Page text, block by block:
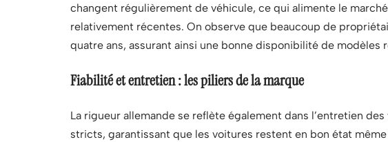
changent régulièrement de véhicule, ce qui alimente le
relativement récentes. On observe que beaucoup de
quatre ans, assurant ainsi une bonne disponibilité de modèles
Fiabilité et entretien : les piliers de la marque
La rigueur allemande se reflète également dans l’entretien
stricts, garantissant que les voitures restent en bon état